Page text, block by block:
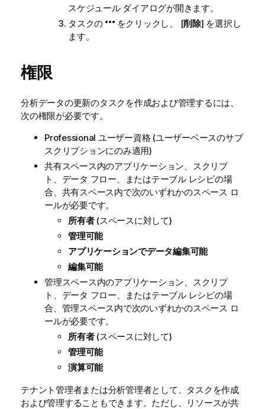
スケジュール ダイアログが開きます。
タスクの
をクリックし、 [削除] を選択し
ます。
権限
分析データの更新のタスクを作成および管理するには、
次の権限が必要です。
Professional ユーザー資格 (ユーザーベースのサブ
スクリプションにのみ適用)
共有スペース内のアプリケーション、スクリプ
ト、データ フロー、またはテーブル レシピの場
合、共有スペース内で次のいずれかのスペース ロ
ールが必要です。
所有者(スペースに対して)
管理可能
アプリケーションでデータ編集可能
編集可能
管理スペース内のアプリケーション、スクリプ
ト、データ フロー、またはテーブル レシピの場
合、管理スペース内で次のいずれかのスペース ロ
ールが必要です。
所有者(スペースに対して)
管理可能
演算可能
テナント管理者または分析管理者として、タスクを作成
および管理することもできます。ただし、リソースが共